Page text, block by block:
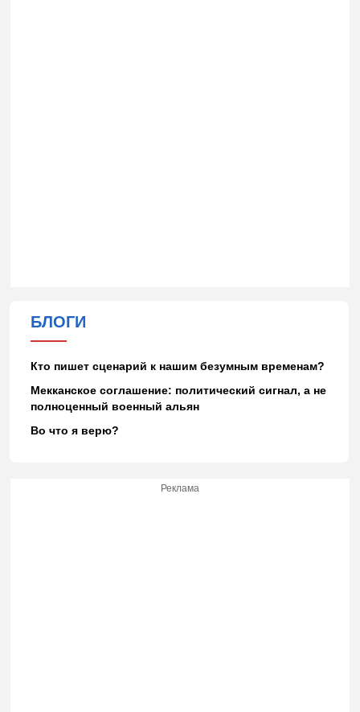
БЛОГИ
Кто пишет сценарий к нашим безумным временам?
Мекканское соглашение: политический сигнал, а не
полноценный военный альян
Во что я верю?
Реклама